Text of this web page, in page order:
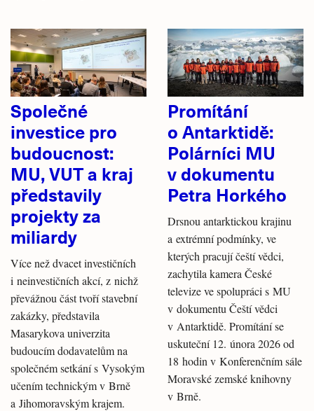
Společné
investice pro
budoucnost:
MU, VUT a kraj
představily
projekty za
miliardy
Více než dvacet investičních
i neinvestičních akcí, z nichž
převážnou část tvoří stavební
zakázky, představila
Masarykova univerzita
budoucím dodavatelům na
společném setkání s Vysokým
učením technickým v Brně
a Jihomoravským krajem.
Promítání
o Antarktidě:
Polárníci MU
v dokumentu
Petra Horkého
Drsnou antarktickou krajinu
a extrémní podmínky, ve
kterých pracují čeští vědci,
zachytila kamera České
televize ve spolupráci s MU
v dokumentu Čeští vědci
v Antarktidě. Promítání se
uskuteční 12. února 2026 od
18 hodin v Konferenčním sále
Moravské zemské knihovny
v Brně.